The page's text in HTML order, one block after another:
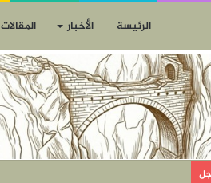
الرئيسة الأخبار المقالات